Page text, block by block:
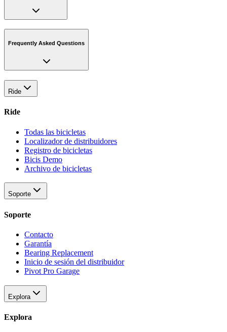
Frequently Asked Questions
Ride
Ride
Todas las bicicletas
Localizador de distribuidores
Registro de bicicletas
Bicis Demo
Archivo de bicicletas
Soporte
Soporte
Contacto
Garantía
Bearing Replacement
Inicio de sesión del distribuidor
Pivot Pro Garage
Explora
Explora